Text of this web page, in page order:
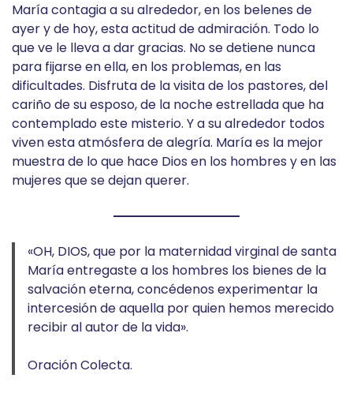
María contagia a su alrededor, en los belenes de
ayer y de hoy, esta actitud de admiración. Todo lo
que ve le lleva a dar gracias. No se detiene nunca
para fijarse en ella, en los problemas, en las
dificultades. Disfruta de la visita de los pastores, del
cariño de su esposo, de la noche estrellada que ha
contemplado este misterio. Y a su alrededor todos
viven esta atmósfera de alegría. María es la mejor
muestra de lo que hace Dios en los hombres y en las
mujeres que se dejan querer.
«OH, DIOS, que por la maternidad virginal de santa
María entregaste a los hombres los bienes de la
salvación eterna, concédenos experimentar la
intercesión de aquella por quien hemos merecido
recibir al autor de la vida».
Oración Colecta.